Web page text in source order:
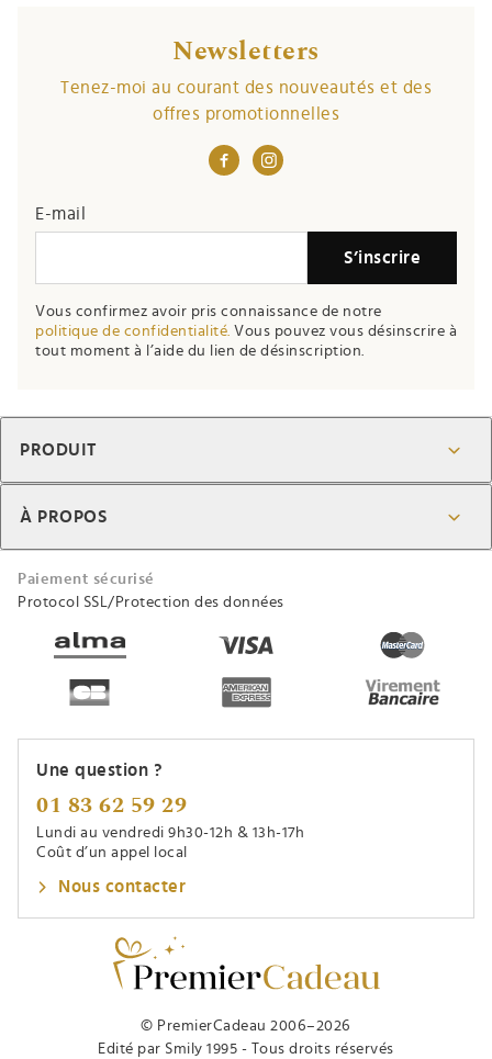
Newsletters
Tenez-moi au courant des nouveautés et des
offres promotionnelles
E-mail
S’inscrire
Vous confirmez avoir pris connaissance de notre
politique de confidentialité. Vous pouvez vous désinscrire à
tout moment à l’aide du lien de désinscription.
© PremierCadeau 2006–2026
Edité par Smily 1995 - Tous droits réservés
PRODUIT
À PROPOS
Paiement sécurisé
Protocol SSL/Protection des données
Une question ?
01 83 62 59 29
Lundi au vendredi 9h30-12h & 13h-17h
Coût d’un appel local
Nous contacter